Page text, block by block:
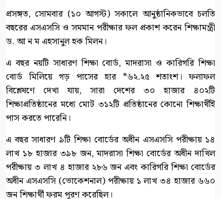
প্রসঙ্গত, সোমবার (১০ আগস্ট) সকালে আনুষ্ঠানিকভাবে চলতি
বছরের এসএসসি ও সমমান পরীক্ষার ফল প্রকাশ করেন শিক্ষামন্ত্রী
ড. আ ন ম এহসানুল হক মিলন।
এ বছর নয়টি সাধারণ শিক্ষা বোর্ড, মাদরাসা ও কারিগরি শিক্ষা
বোর্ড মিলিয়ে গড় পাসের হার *৬২.২৫ শতাংশ। ফলাফল
বিশ্লেষণে দেখা যায়, সারা দেশের ৩০ হাজার ৪০২টি
শিক্ষাপ্রতিষ্ঠানের মধ্যে মোট ৩১২টি প্রতিষ্ঠানের কোনো শিক্ষার্থীই
পাস করতে পারেনি।
এ বছর সাধারণ ৯টি শিক্ষা বোর্ডের অধীন এসএসসি পরীক্ষায় ১৪
লাখ ১৮ হাজার ৩৯৮ জন, মাদরাসা শিক্ষা বোর্ডের অধীন দাখিল
পরীক্ষায় ৩ লাখ ৪ হাজার ২৮৬ জন এবং কারিগরি শিক্ষা বোর্ডের
অধীন এসএসসি (ভোকেশনাল) পরীক্ষায় ১ লাখ ৩৪ হাজার ৬৬০
জন শিক্ষার্থী ফরম পূরণ করেছিল।